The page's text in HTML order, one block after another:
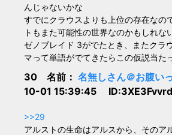
んじゃないかな
すでにクラウスよりも上位の存在なの
トもまた可能性の世界なのかもしれな
ゼノブレイド 3がでたとき、またクラ
マって単語がでてきたらこの仮説当た
30 名前： 名無しさん＠お腹い
10-01 15:39:45
>>29
アルストの生命はアルスから、そのア